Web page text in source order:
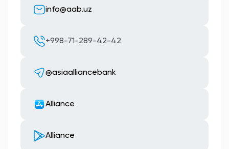
info@aab.uz
+998-71-289-42-42
@asiaalliancebank
Alliance
Alliance